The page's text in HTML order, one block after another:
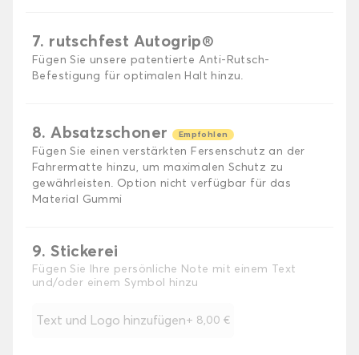
7. rutschfest Autogrip®
Fügen Sie unsere patentierte Anti-Rutsch-
Befestigung für optimalen Halt hinzu.
8. Absatzschoner Empfohlen
Fügen Sie einen verstärkten Fersenschutz an der
Fahrermatte hinzu, um maximalen Schutz zu
gewährleisten. Option nicht verfügbar für das
Material Gummi
9. Stickerei
Fügen Sie Ihre persönliche Note mit einem Text
und/oder einem Symbol hinzu
Text und Logo hinzufügen+ 8,00 €